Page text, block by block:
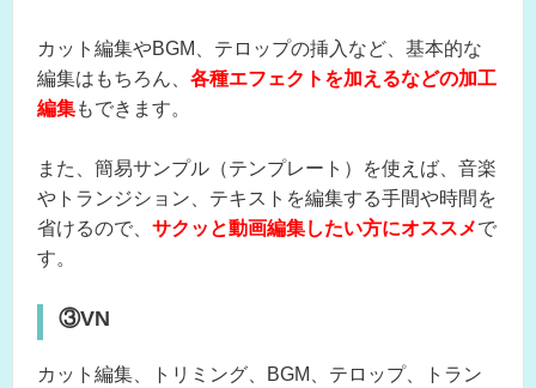
カット編集やBGM、テロップの挿入など、基本的な
編集はもちろん、 各種エフェクトを加えるなどの加工
編集もできます。
また、簡易サンプル（テンプレート）を使えば、音楽
やトランジション、テキストを編集する手間や時間を
省けるので、 サクッと動画編集したい方にオススメで
す。
③VN
カット編集、トリミング、BGM、テロップ、トラン